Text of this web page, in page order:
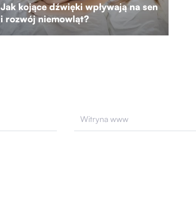
Jak kojące dźwięki wpływają na sen
i rozwój niemowląt?